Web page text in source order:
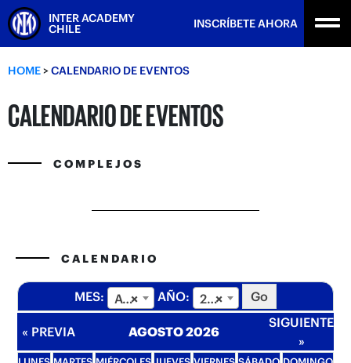
Skip
to
content
INTER ACADEMY
CHILE INSCRÍBETE AHORA
HOME>CALENDARIO DE EVENTOS
CALENDARIO DE EVENTOS
COMPLEJOS
CALENDARIO
MES: ×
AGOSTO AÑO: ×
2026
« PREVIA AGOSTO 2026
SIGUIENTE
»